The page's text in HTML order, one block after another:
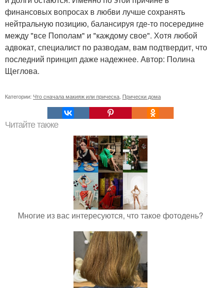
финансовых вопросах в любви лучше сохранять
нейтральную позицию, балансируя где-то посередине
между "все Пополам" и "каждому свое". Хотя любой
адвокат, специалист по разводам, вам подтвердит, что
последний принцип даже надежнее. Автор: Полина
Щеглова.
Категории: Что сначала макияж или прическа Прически дома
Читайте также
Многие из вас интересуются, что такое фотодень?